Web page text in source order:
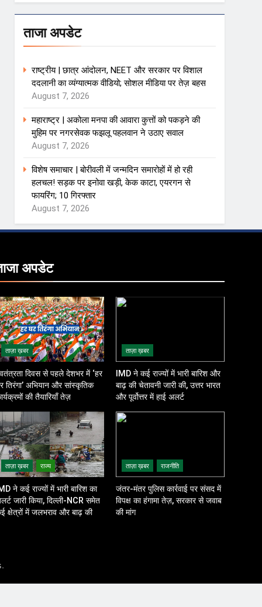
ताजा अपडेट
राष्ट्रीय | छात्र आंदोलन, NEET और सरकार पर विशाल
ददलानी का व्यंग्यात्मक वीडियो; सोशल मीडिया पर तेज़ बहस
August 7, 2026
महाराष्ट्र | अकोला मनपा की आवारा कुत्तों को पकड़ने की
मुहिम पर नगरसेवक फझलू पहलवान ने उठाए सवाल
August 7, 2026
विशेष समाचार | बोरीवली में जन्मदिन समारोहों में हो रही
हलचल! सड़क पर इनोवा खड़ी, केक काटा, एयरगन से
फायरिंग; 10 गिरफ्तार
August 7, 2026
अपडेट
ताज़ा ख़बर
दिवस से पहले देशभर में ‘हर
तिरंगा’ अभियान और सांस्कृतिक
की तैयारियाँ तेज़
ताज़ा ख़बर
IMD ने कई राज्यों में भारी बारिश और
बाढ़ की चेतावनी जारी की, उत्तर भारत
और पूर्वोत्तर में हाई अलर्ट
ताज़ा ख़बर राज्य
ने कई राज्यों में भारी बारिश का
जारी किया, दिल्ली-NCR समेत
क्षेत्रों में जलभराव और बाढ़ की
ताज़ा ख़बर राजनीति
जंतर-मंतर पुलिस कार्रवाई पर संसद में
विपक्ष का हंगामा तेज़, सरकार से जवाब
की मांग
.